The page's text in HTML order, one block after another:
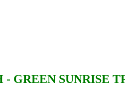
GREEN SUNRISE